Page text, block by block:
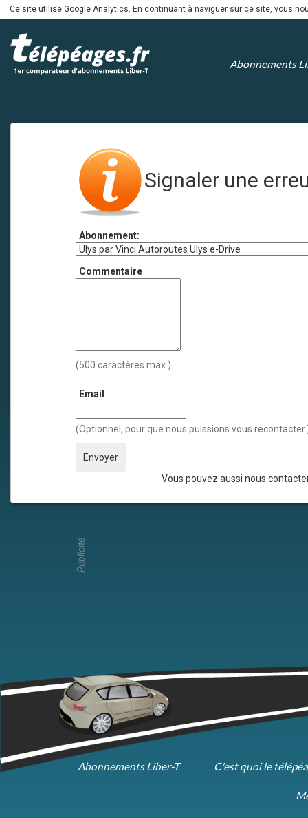
Ce site utilise Google Analytics. En continuant à naviguer sur ce site, vous
Abonnements
Signaler une
Abonnement:
Commentaire
(500 caractères max.)
Email
(Optionnel, pour que nous puissions vous
Vous pouvez aussi nous
Publicité
Abonnements Liber-T C'est quoi le